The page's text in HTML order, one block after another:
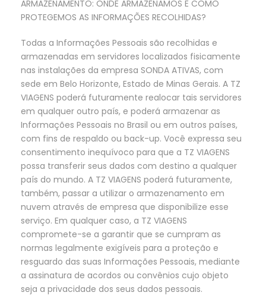
ARMAZENAMENTO: ONDE ARMAZENAMOS E COMO
PROTEGEMOS AS INFORMAÇÕES RECOLHIDAS?
Todas a Informações Pessoais são recolhidas e
armazenadas em servidores localizados fisicamente
nas instalações da empresa SONDA ATIVAS, com
sede em Belo Horizonte, Estado de Minas Gerais. A TZ
VIAGENS poderá futuramente realocar tais servidores
em qualquer outro país, e poderá armazenar as
Informações Pessoais no Brasil ou em outros países,
com fins de respaldo ou back-up. Você expressa seu
consentimento inequívoco para que a TZ VIAGENS
possa transferir seus dados com destino a qualquer
país do mundo. A TZ VIAGENS poderá futuramente,
também, passar a utilizar o armazenamento em
nuvem através de empresa que disponibilize esse
serviço. Em qualquer caso, a TZ VIAGENS
compromete-se a garantir que se cumpram as
normas legalmente exigíveis para a proteção e
resguardo das suas Informações Pessoais, mediante
a assinatura de acordos ou convênios cujo objeto
seja a privacidade dos seus dados pessoais.